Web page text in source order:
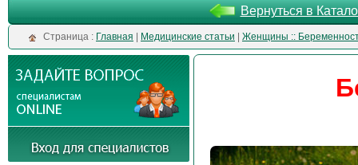
Вернуться в
Cтраница : Главная Медицинские статьи Женщины ::